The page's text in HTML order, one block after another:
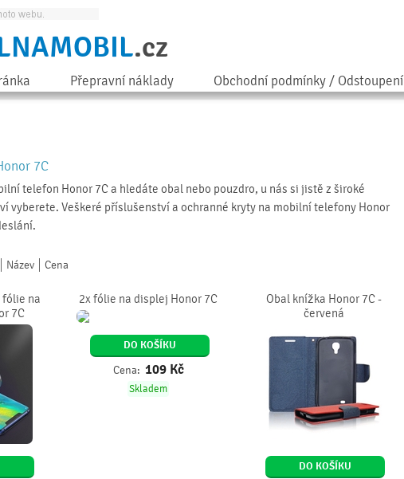
.cz
Přepravní náklady Obchodní podmínky / Odstoupení
7C
telefon Honor 7C a hledáte obal nebo pouzdro, u nás si jistě z široké
vyberete. Veškeré příslušenství a ochranné kryty na mobilní telefony Honor
Název Cena
fólie na
7C
2x fólie na displej Honor 7C
DO KOŠÍKU
Cena: 109 Kč
Skladem
Obal knížka Honor 7C -
červená
DO KOŠÍKU